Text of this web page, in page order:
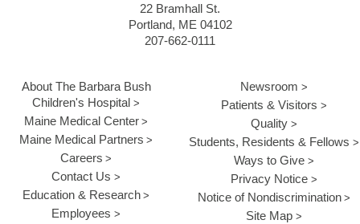
22 Bramhall St.
Portland, ME 04102
207-662-0111
About The Barbara Bush
Children's Hospital
Maine Medical Center
Maine Medical Partners
Careers
Contact Us
Education & Research
Employees
Newsroom
Patients & Visitors
Quality
Students, Residents & Fellows
Ways to Give
Privacy Notice
Notice of Nondiscrimination
Site Map